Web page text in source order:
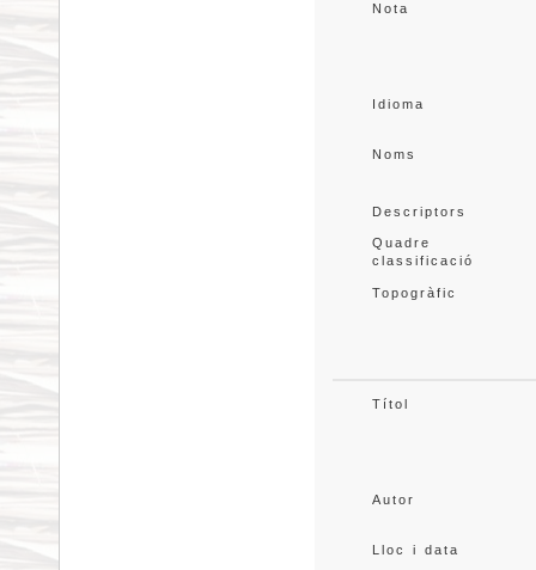
Nota
Idioma
Noms
Descriptors
Quadre
classificació
Topogràfic
Títol
Autor
Lloc i data